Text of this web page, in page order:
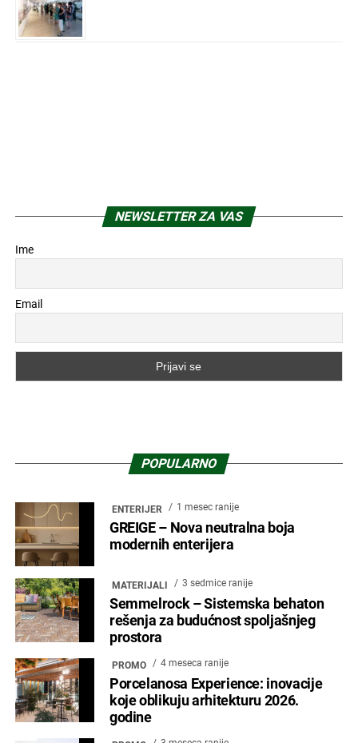
NEWSLETTER ZA VAS
Ime
Email
POPULARNO
ENTERIJER 1 mesec ranije
GREIGE – Nova neutralna boja
modernih enterijera
MATERIJALI 3 sedmice ranije
Semmelrock – Sistemska behaton
rešenja za budućnost spoljašnjeg
prostora
PROMO 4 meseca ranije
Porcelanosa Experience: inovacije
koje oblikuju arhitekturu 2026.
godine